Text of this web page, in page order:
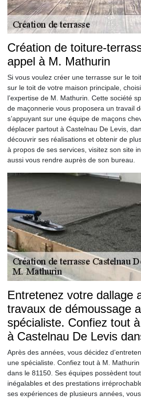
Création de toiture-
appel à M. Mathurin
Si vous voulez créer une terrasse sur le
sur le toit de votre maison principale,
l’expertise de M. Mathurin. Cette société
de maçonnerie vous proposera un travail
s’appuyant sur une équipe de maçons
déplacer partout à Castelnau De Levis,
découvrir ses réalisations et obtenir de
à propos de ses services, visitez son site
aussi vous rendre auprès de son bureau.
Entretenez votre dallage
travaux de démoussage
spécialiste. Confiez tout
à Castelnau De Levis
Après des années, vous décidez
une spécialiste. Confiez tout à M.
dans le 81150. Ses équipes possèdent
inégalables et des prestations
ses expériences de plusieurs années,